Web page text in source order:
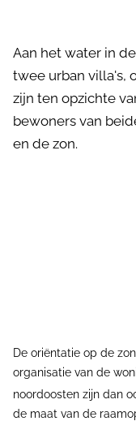
Aan het water in
twee urban villa's,
zijn ten opzichte
bewoners van
en de zon.
De oriëntatie op de
organisatie van de
noordoosten zijn dan
de maat van de